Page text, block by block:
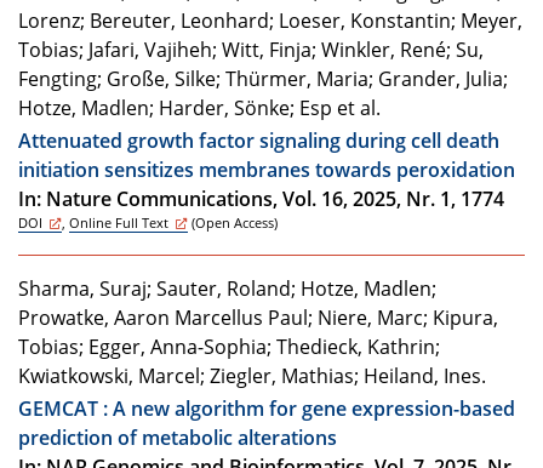
Lorenz; Bereuter, Leonhard; Loeser, Konstantin; Meyer,
Tobias; Jafari, Vajiheh; Witt, Finja; Winkler, René; Su,
Fengting; Große, Silke; Thürmer, Maria; Grander, Julia;
Hotze, Madlen; Harder, Sönke; Esp et al.
Attenuated growth factor signaling during cell death
initiation sensitizes membranes towards peroxidation
In: Nature Communications, Vol. 16, 2025, Nr. 1, 1774
DOI , Online Full Text (Open Access)
Sharma, Suraj; Sauter, Roland; Hotze, Madlen;
Prowatke, Aaron Marcellus Paul; Niere, Marc; Kipura,
Tobias; Egger, Anna-Sophia; Thedieck, Kathrin;
Kwiatkowski, Marcel; Ziegler, Mathias; Heiland, Ines.
GEMCAT : A new algorithm for gene expression-based
prediction of metabolic alterations